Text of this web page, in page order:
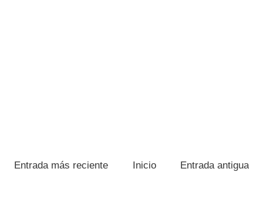
Entrada más reciente Entrada antigua
Inicio